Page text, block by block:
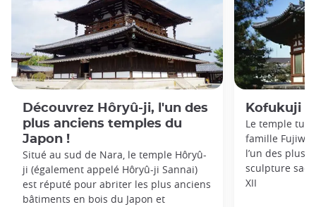
Découvrez Hôryû-ji, l'un des
plus anciens temples du
Japon !
Situé au sud de Nara, le temple Hôryû-
ji (également appelé Hôryû-ji Sannai)
est réputé pour abriter les plus anciens
bâtiments en bois du Japon et
Kofukuji
Le temple
famille
l’un des plus
sculpture
XII